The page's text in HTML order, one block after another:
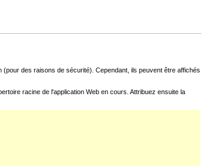
des raisons de sécurité). Cependant, ils peuvent être affichés
racine de l'application Web en cours. Attribuez ensuite la